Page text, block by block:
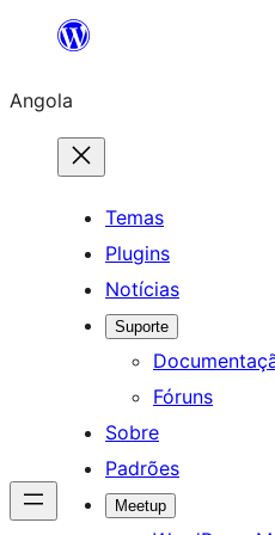
Saltar
o
conteúdo
Angola
Temas
Plugins
Notícias
Suporte
Fóruns
Sobre
Padrões
Meetup